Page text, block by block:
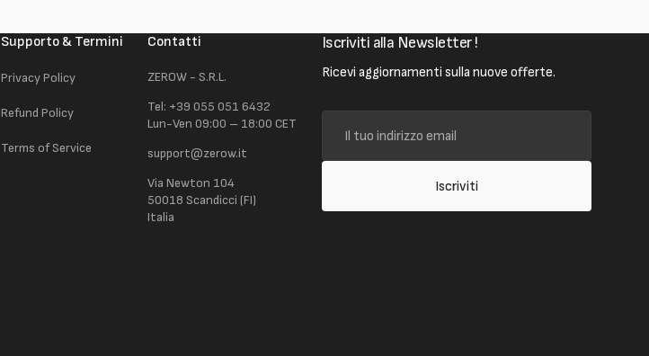
Supporto & Termini
Privacy Policy
Refund Policy
Terms of Service
Contatti
ZEROW - S.R.L.
Tel: +39 055 051 6432
Lun-Ven 09:00 – 18:00 CET
support@zerow.it
Via Newton 104
50018 Scandicci (FI)
Italia
Iscriviti alla Newsletter !
Ricevi aggiornamenti sulla nuove offerte.
indirizzo
Iscriviti